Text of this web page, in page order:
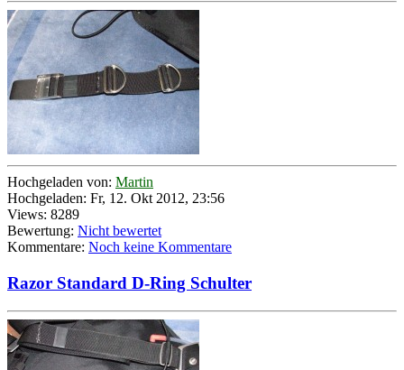
Hochgeladen von: Martin
Hochgeladen: Fr, 12. Okt 2012, 23:56
Views: 8289
Bewertung: Nicht bewertet
Kommentare: Noch keine Kommentare
Razor Standard D-Ring Schulter